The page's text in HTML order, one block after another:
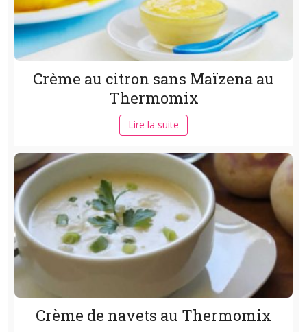
Crème au citron sans Maïzena au
Thermomix
Lire la suite
Crème de navets au Thermomix